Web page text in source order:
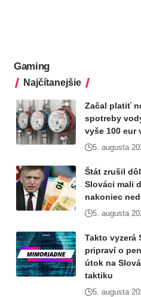
Gaming
Najčítanejšie
Začal platiť
spotreby
vyše 100 eur
5. augusta
Štát zrušil
Slováci mali
nakoniec
5. augusta
Takto vyzerá
pripraví o
útok na
taktiku
5. augusta